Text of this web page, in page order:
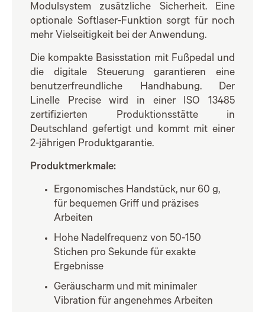
Modulsystem zusätzliche Sicherheit. Eine
optionale Softlaser-Funktion sorgt für noch
mehr Vielseitigkeit bei der Anwendung.
Die kompakte Basisstation mit Fußpedal und
die digitale Steuerung garantieren eine
benutzerfreundliche Handhabung. Der
Linelle Precise wird in einer ISO 13485
zertifizierten Produktionsstätte in
Deutschland gefertigt und kommt mit einer
2-jährigen Produktgarantie.
Produktmerkmale:
Ergonomisches Handstück, nur 60 g,
für bequemen Griff und präzises
Arbeiten
Hohe Nadelfrequenz von 50-150
Stichen pro Sekunde für exakte
Ergebnisse
Geräuscharm und mit minimaler
Vibration für angenehmes Arbeiten